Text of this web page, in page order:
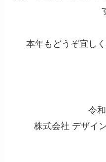
本年もどうぞ宜し
令
株式会社 デザイ